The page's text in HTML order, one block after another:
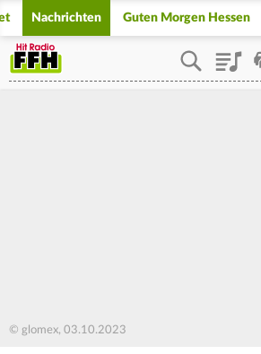
Nachrichten Guten Morgen Hessen
Playlist
© glomex, 03.10.2023